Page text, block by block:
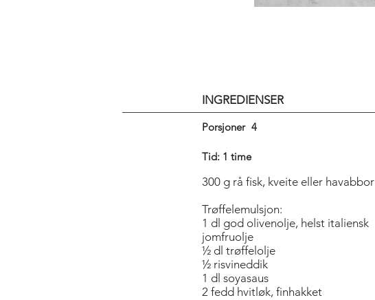
INGREDIENSER
Porsjoner 4
Tid: 1 time
300 g rå fisk, kveite eller havabbor
Trøffelemulsjon:
1 dl god olivenolje, helst italiensk
jomfruolje
½ dl trøffelolje
½ risvineddik
1 dl soyasaus
2 fedd hvitløk, finhakket